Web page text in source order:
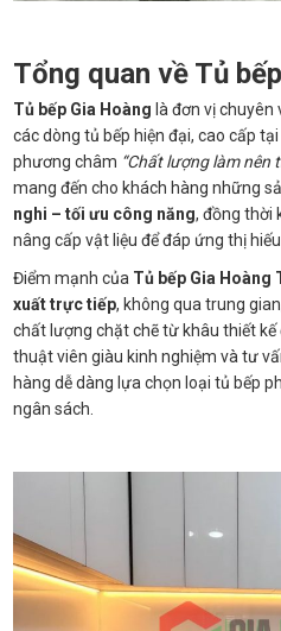
Tổng quan về Tủ
Tủ bếp Gia Hoàng là đơn vị chuyên
các dòng tủ bếp hiện đại, cao cấp
phương châm “Chất lượng làm nên
mang đến cho khách hàng những
nghi – tối ưu công năng, đồng thời
nâng cấp vật liệu để đáp ứng thị
Điểm mạnh của Tủ bếp Gia Hoàng
xuất trực tiếp, không qua trung
chất lượng chặt chẽ từ khâu thiết kế
thuật viên giàu kinh nghiệm và tư
hàng dễ dàng lựa chọn loại tủ bếp
ngân sách.